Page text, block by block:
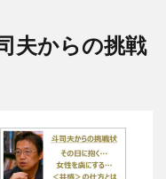
夫からの挑戦